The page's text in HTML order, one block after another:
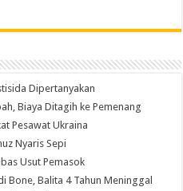
Dipertanyakan
Biaya Ditagih ke Pemenang
Pesawat Ukraina
Nyaris Sepi
Usut Pemasok
Bone, Balita 4 Tahun Meninggal